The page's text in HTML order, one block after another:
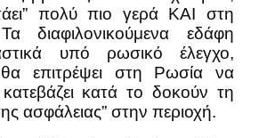
πολύ πιο γερά ΚΑΙ στη
διαφιλονικούμενα εδάφη
υπό ρωσικό έλεγχο,
επιτρέψει στη Ρωσία να
κατά το δοκούν τη
ασφάλειας” στην περιοχή.